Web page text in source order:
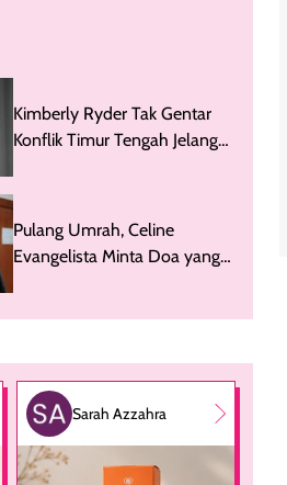
Kimberly Ryder Tak Gentar
Konflik Timur Tengah Jelang
Pulang Umrah, Celine
Evangelista Minta Doa yang
Sarah Azzahra